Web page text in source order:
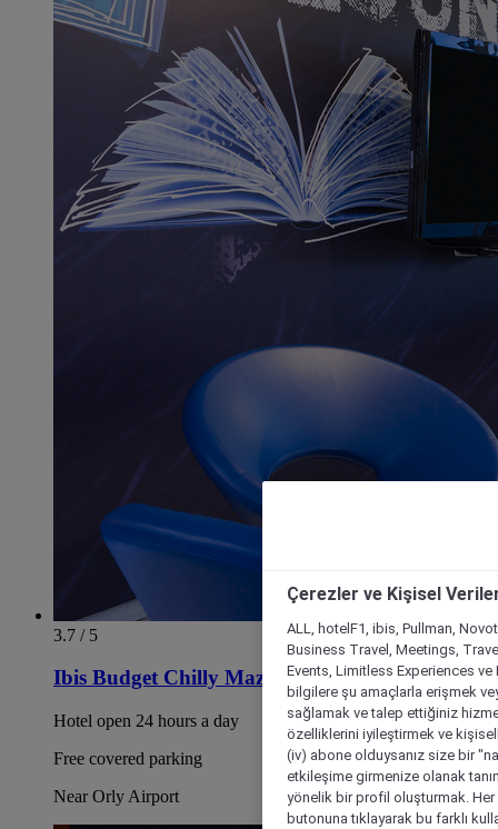
3.7 / 5
Ibis Budget Chilly Mazarin Les Champarts
Hotel open 24 hours a day
Free covered parking
Near Orly Airport
Çerezler ve Kişisel
ALL, hotelF1, ibis, Pullman,
Business Travel, Meetings,
Events, Limitless Experiences
bilgilere şu amaçlarla erişmek
sağlamak ve talep ettiğiniz
özelliklerini iyileştirmek ve
(iv) abone olduysanız size bir
etkileşime girmenize olanak
yönelik bir profil oluşturmak.
butonuna tıklayarak bu farklı